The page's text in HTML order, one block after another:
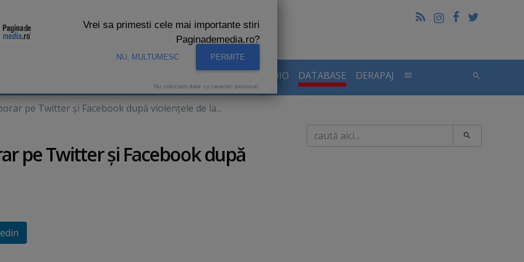
AUDIENTE RADIO DATABASE DERAPAJ
pe Twitter şi Facebook după violenţele de la...
pe Twitter şi Facebook după
Caută
Vrei sa primesti cele mai importante stiri
Paginademedia.ro?
NU, MULTUMESC PERMITE
Nu colectam date cu caracter personal.